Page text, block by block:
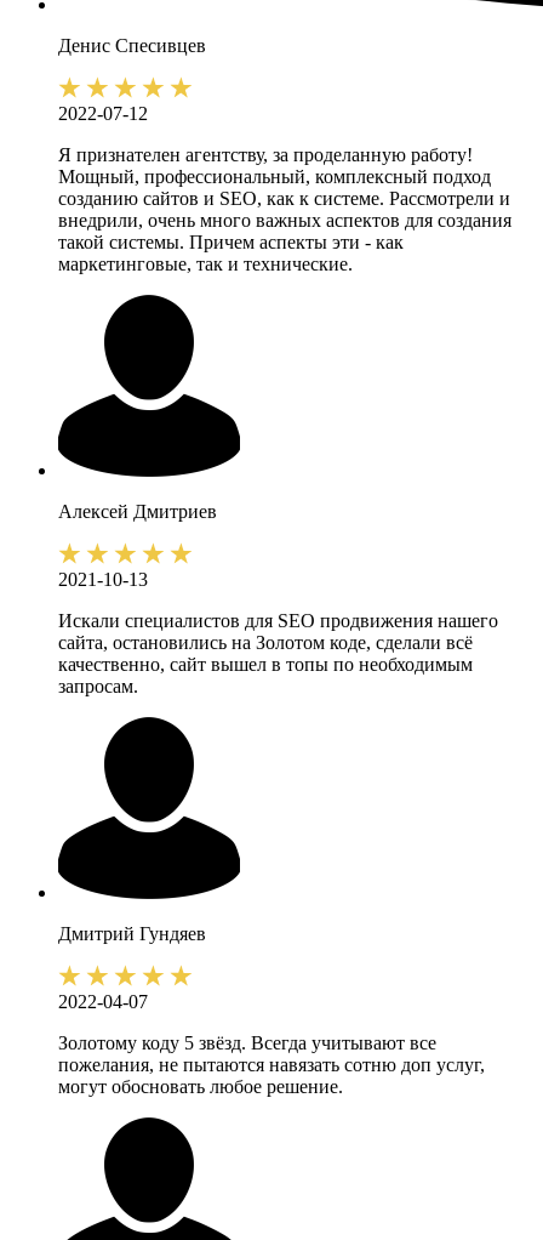
Денис Спесивцев
2022-07-12
Я признателен агентству, за проделанную работу!
Мощный, профессиональный, комплексный подход
созданию сайтов и SEO, как к системе. Рассмотрели и
внедрили, очень много важных аспектов для создания
такой системы. Причем аспекты эти - как
маркетинговые, так и технические.
Алексей Дмитриев
2021-10-13
Искали специалистов для SEO продвижения нашего
сайта, остановились на Золотом коде, сделали всё
качественно, сайт вышел в топы по необходимым
запросам.
Дмитрий Гундяев
2022-04-07
Золотому коду 5 звёзд. Всегда учитывают все
пожелания, не пытаются навязать сотню доп услуг,
могут обосновать любое решение.